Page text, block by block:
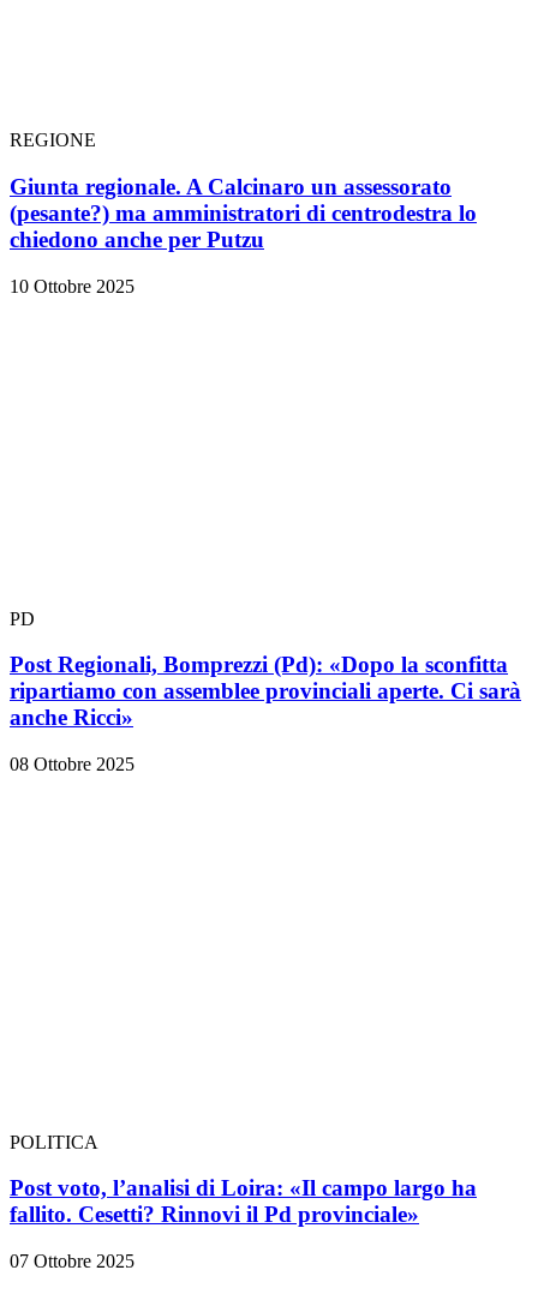
REGIONE
Giunta regionale. A Calcinaro un assessorato
(pesante?) ma amministratori di centrodestra lo
chiedono anche per Putzu
10 Ottobre 2025
PD
Post Regionali, Bomprezzi (Pd): «Dopo la sconfitta
ripartiamo con assemblee provinciali aperte. Ci sarà
anche Ricci»
08 Ottobre 2025
POLITICA
Post voto, l’analisi di Loira: «Il campo largo ha
fallito. Cesetti? Rinnovi il Pd provinciale»
07 Ottobre 2025